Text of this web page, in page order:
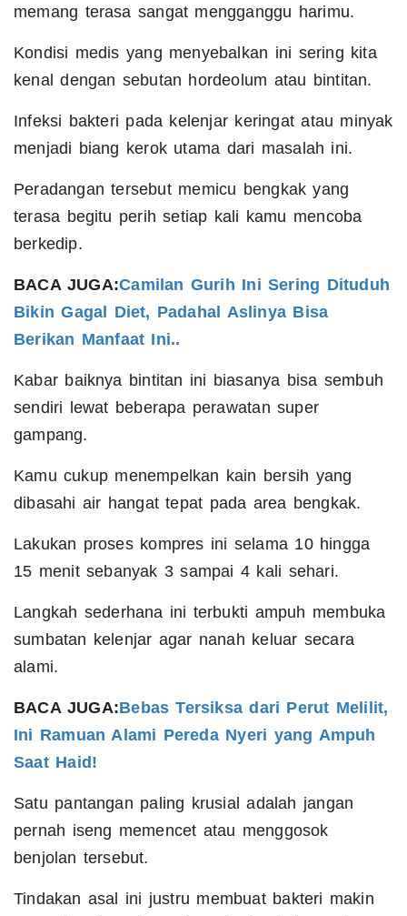
memang terasa sangat mengganggu harimu.
Kondisi medis yang menyebalkan ini sering kita
kenal dengan sebutan hordeolum atau bintitan.
Infeksi bakteri pada kelenjar keringat atau minyak
menjadi biang kerok utama dari masalah ini.
Peradangan tersebut memicu bengkak yang
terasa begitu perih setiap kali kamu mencoba
berkedip.
BACA JUGA:Camilan Gurih Ini Sering Dituduh
Bikin Gagal Diet, Padahal Aslinya Bisa
Berikan Manfaat Ini..
Kabar baiknya bintitan ini biasanya bisa sembuh
sendiri lewat beberapa perawatan super
gampang.
Kamu cukup menempelkan kain bersih yang
dibasahi air hangat tepat pada area bengkak.
Lakukan proses kompres ini selama 10 hingga
15 menit sebanyak 3 sampai 4 kali sehari.
Langkah sederhana ini terbukti ampuh membuka
sumbatan kelenjar agar nanah keluar secara
alami.
BACA JUGA:Bebas Tersiksa dari Perut Melilit,
Ini Ramuan Alami Pereda Nyeri yang Ampuh
Saat Haid!
Satu pantangan paling krusial adalah jangan
pernah iseng memencet atau menggosok
benjolan tersebut.
Tindakan asal ini justru membuat bakteri makin